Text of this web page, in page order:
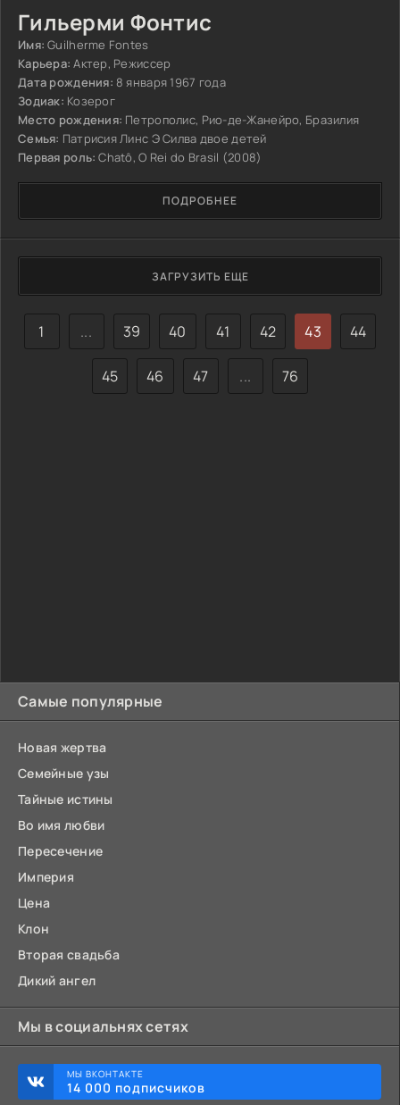
Самые популярные
Новая жертва
Семейные узы
Тайные истины
Во имя любви
Пересечение
Империя
Цена
Клон
Вторая свадьба
Дикий ангел
Мы в социальнях сетях
МЫ ВКОНТАКТЕ
14 000 подписчиков
Гильерми Фонтис
Имя: Guilherme Fontes
Карьера: Актер, Режиссер
Дата рождения: 8 января 1967 года
Зодиак: Козерог
Место рождения: Петрополис, Рио-де-Жанейро, Бразилия
Семья: Патрисия Линс Э Силва двое детей
Первая роль: Chatô, O Rei do Brasil (2008)
ПОДРОБНЕЕ
ЗАГРУЗИТЬ ЕЩЕ
1 ... 39 40 41 42 43 44
45 46 47 ... 76